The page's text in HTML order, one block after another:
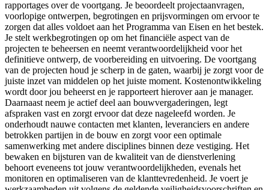
rapportages over de voortgang. Je beoordeelt projectaanvragen,
voorlopige ontwerpen, begrotingen en prijsvormingen om ervoor te
zorgen dat alles voldoet aan het Programma van Eisen en het bestek.
Je stelt werkbegrotingen op om het financiële aspect van de
projecten te beheersen en neemt verantwoordelijkheid voor het
definitieve ontwerp, de voorbereiding en uitvoering. De voortgang
van de projecten houd je scherp in de gaten, waarbij je zorgt voor de
juiste inzet van middelen op het juiste moment. Kostenontwikkeling
wordt door jou beheerst en je rapporteert hierover aan je manager.
Daarnaast neem je actief deel aan bouwvergaderingen, legt
afspraken vast en zorgt ervoor dat deze nageleefd worden. Je
onderhoudt nauwe contacten met klanten, leveranciers en andere
betrokken partijen in de bouw en zorgt voor een optimale
samenwerking met andere disciplines binnen deze vestiging. Het
bewaken en bijsturen van de kwaliteit van de dienstverlening
behoort eveneens tot jouw verantwoordelijkheden, evenals het
monitoren en optimaliseren van de klanttevredenheid. Je voert je